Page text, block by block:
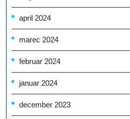
april 2024
marec 2024
februar 2024
januar 2024
december 2023